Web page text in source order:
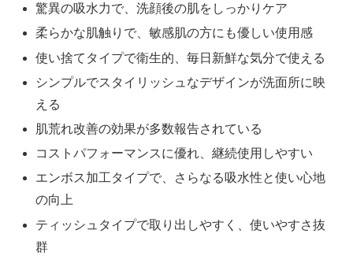
驚異の吸水力で、洗顔後の肌をしっかりケア
柔らかな肌触りで、敏感肌の方にも優しい使用感
使い捨てタイプで衛生的、毎日新鮮な気分で使える
シンプルでスタイリッシュなデザインが洗面所に映
える
肌荒れ改善の効果が多数報告されている
コストパフォーマンスに優れ、継続使用しやすい
エンボス加工タイプで、さらなる吸水性と使い心地
の向上
ティッシュタイプで取り出しやすく、使いやすさ抜
群